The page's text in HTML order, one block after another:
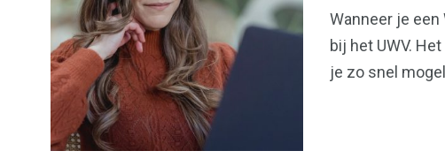
Wanneer je
bij het UWV.
je zo snel
6
Algemeen
173
Bouwen & Wonen